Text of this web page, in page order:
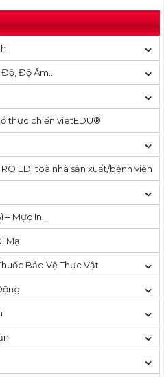
Độ, Độ Ẩm…
thực chiến vietEDU®
EDI​​ toà nhà sản xuất/bệnh viện
– Mực In…
Mạ
Bảo Vệ Thực Vật